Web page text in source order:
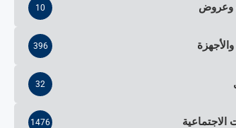
وعروض 10
والأجهزة 396
32
الاجتماعية 1476